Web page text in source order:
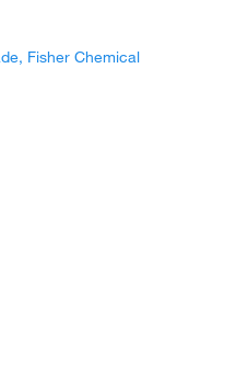
Fisher Chemical